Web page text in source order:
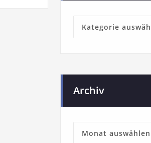
Archiv